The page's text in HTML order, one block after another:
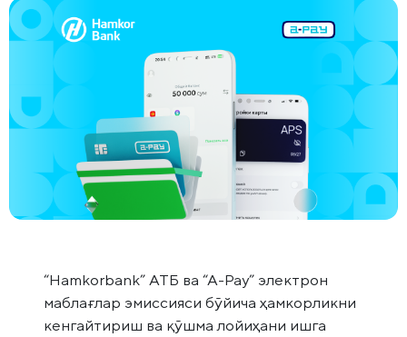
“Hamkorbank” АТБ ва “А-Pay” электрон
маблағлар эмиссияси бўйича ҳамкорликни
кенгайтириш ва қўшма лойиҳани ишга